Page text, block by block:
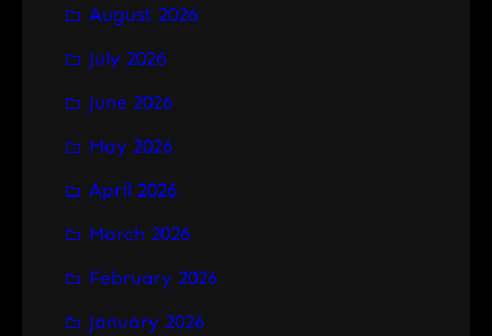
c
h
August 2026
July 2026
June 2026
May 2026
April 2026
March 2026
February 2026
January 2026